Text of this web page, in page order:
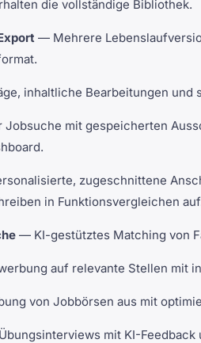
die vollständige Bibliothek.
— Mehrere
inhaltliche Bearbeitungen und
mit gespeicherten
zugeschnittene
in Funktionsvergleichen
— KI-gestütztes Matching von
auf relevante Stellen mit
von Jobbörsen aus mit
mit KI-